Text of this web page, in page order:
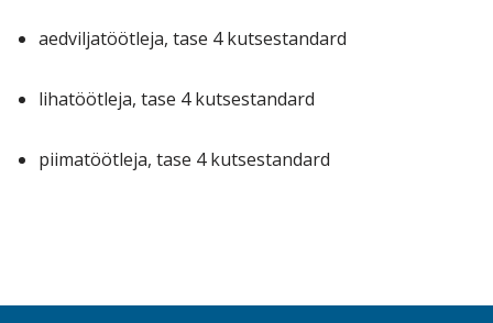
aedviljatöötleja, tase 4 kutsestandard
lihatöötleja, tase 4 kutsestandard
piimatöötleja, tase 4 kutsestandard